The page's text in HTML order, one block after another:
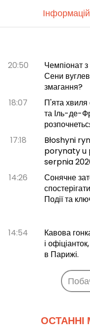
20:50
Чемпіонат
Сени
змагання?
18:07
П'ята
та Іль-де-
17:18
Błoshyni
porynaty u
serpnia
14:26
Сонячне
Події та
14:54
Кавова
і
в Парижі.
ОСТАННІ